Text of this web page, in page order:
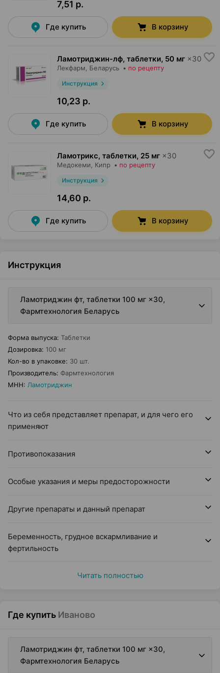
7,51 р.
Где купить В корзину
Ламотриджин-лф, таблетки, 50 мг ×30
Лекфарм , Беларусь • по рецепту
Инструкция
10,23 р.
Где купить В корзину
Ламотрикс, таблетки, 25 мг ×30
Медокеми , Кипр • по рецепту
Инструкция
14,60 р.
Где купить В корзину
Инструкция
Ламотриджин фт, таблетки 100 мг ×30,
Фармтехнология Беларусь
Форма выпуска: Таблетки
Дозировка: 100 мг
Кол-во в упаковке: 30 шт.
Производитель: Фармтехнология
МНН: Ламотриджин
Что из себя представляет препарат, и для чего его
применяют
Противопоказания
Особые указания и меры предосторожности
Другие препараты и данный препарат
Беременность, грудное вскармливание и
фертильность
Читать полностью
Где купить Иваново
Ламотриджин фт, таблетки 100 мг ×30,
Фармтехнология Беларусь